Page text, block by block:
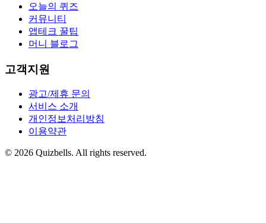
오늘의 퀴즈
커뮤니티
앱테크 꿀팁
머니 블로그
고객지원
광고/제휴 문의
서비스 소개
개인정보처리방침
이용약관
© 2026 Quizbells. All rights reserved.